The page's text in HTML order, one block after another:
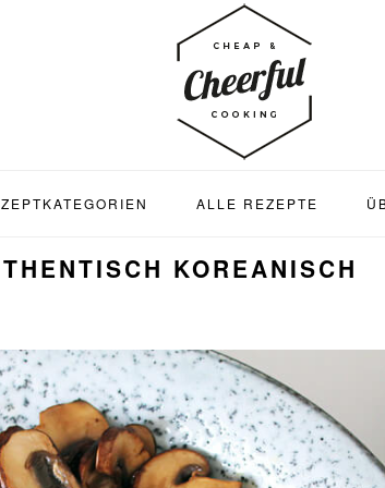
ALLE REZEPTE
KOREANISCH